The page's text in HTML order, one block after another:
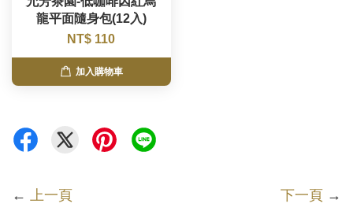
龍平面隨身包(12入)
NT$ 110
加入購物車
← 上一頁 下一頁 →